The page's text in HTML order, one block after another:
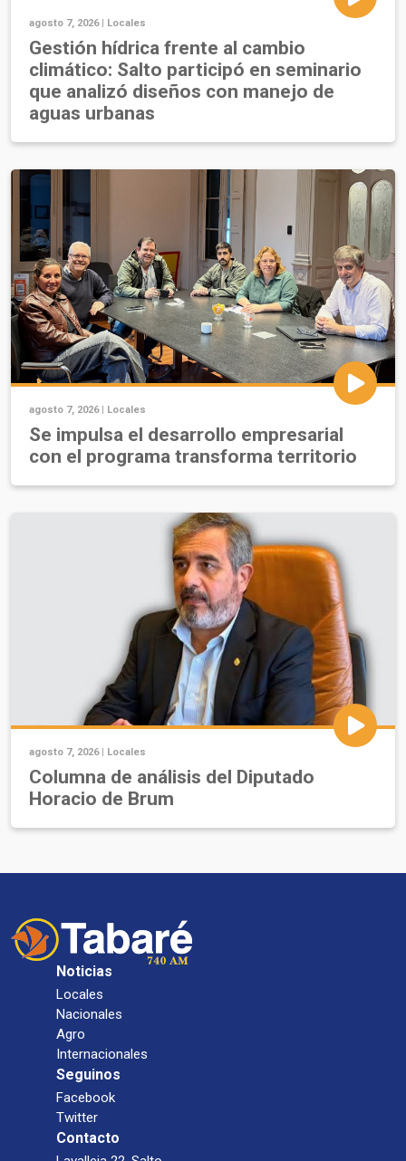
agosto 7, 2026 | Locales
Gestión hídrica frente al cambio
climático: Salto participó en seminario
que analizó diseños con manejo de
aguas urbanas
agosto 7, 2026 | Locales
Se impulsa el desarrollo empresarial
con el programa transforma territorio
agosto 7, 2026 | Locales
Columna de análisis del Diputado
Horacio de Brum
Noticias
Locales
Nacionales
Agro
Internacionales
Seguinos
Facebook
Twitter
Contacto